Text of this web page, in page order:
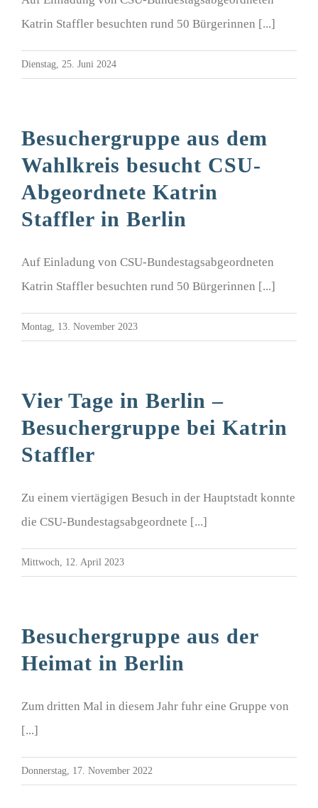
Katrin Staffler besuchten rund 50 Bürgerinnen [...]
Dienstag, 25. Juni 2024
Besuchergruppe aus dem
Wahlkreis besucht CSU-
Abgeordnete Katrin
Staffler in Berlin
Auf Einladung von CSU-Bundestagsabgeordneten
Katrin Staffler besuchten rund 50 Bürgerinnen [...]
Montag, 13. November 2023
Vier Tage in Berlin –
Besuchergruppe bei Katrin
Staffler
Zu einem viertägigen Besuch in der Hauptstadt konnte
die CSU-Bundestagsabgeordnete [...]
Mittwoch, 12. April 2023
Besuchergruppe aus der
Heimat in Berlin
Zum dritten Mal in diesem Jahr fuhr eine Gruppe von
[...]
Donnerstag, 17. November 2022